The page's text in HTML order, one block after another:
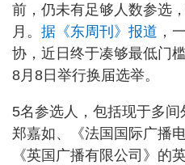
前，仍未有足够人数参选
月。 据《东周刊》报道 ，
协，近日终于凑够最低门
8月8日举行换届选举。
5名参选人，包括现于多
郑嘉如、《法国国际广播
《英国广播有限公司》的